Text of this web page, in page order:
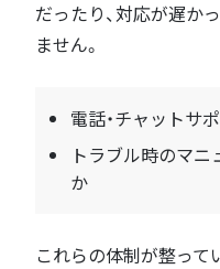
だったり、対応が遅か
ません。
電話・チャットサ
トラブル時のマ
か
これらの体制が整って